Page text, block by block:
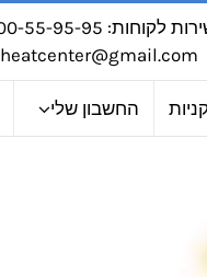
1-700-55-95-95
heatcenter@gmail.com
החשבון שלי